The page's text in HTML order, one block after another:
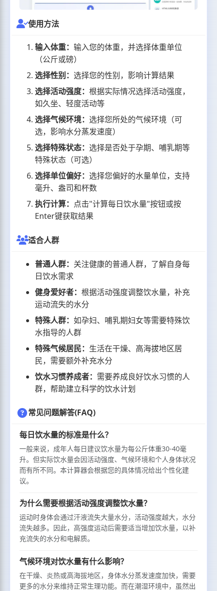
使用方法
输入体重：输入您的体重，并选择体重单位
（公斤或磅）
选择性别： 选择您的性别，影响计算结果
选择活动强度：根据实际情况选择活动强度，
如久坐、轻度活动等
选择气候环境： 选择您所处的气候环境（可
选，影响水分蒸发速度）
选择特殊状态： 选择是否处于孕期、哺乳期等
特殊状态（可选）
选择单位偏好： 选择您偏好的水量单位，支持
毫升、盎司和杯数
执行计算： 点击"计算每日饮水量"按钮或按
Enter键获取结果
适合人群
普通人群： 关注健康的普通人群，了解自身每
日饮水需求
健身爱好者：根据活动强度调整饮水量，补充
运动流失的水分
特殊人群：如孕妇、哺乳期妇女等需要特殊饮
水指导的人群
特殊气候居民： 生活在干燥、高海拔地区居
民，需要额外补充水分
饮水习惯养成者： 需要养成良好饮水习惯的人
群，帮助建立科学的饮水计划
常见问题解答(FAQ)
每日饮水量的标准是什么？
一般来说，成年人每日建议饮水量为每公斤体重30-40毫
升。但实际饮水量会因活动强度、气候环境和个人身体状况
而有所不同。本计算器会根据您的具体情况给出个性化建
议。
为什么需要根据活动强度调整饮水量？
运动时身体会通过汗液流失大量水分，活动强度越大，水分
流失越多。因此，高强度运动后需要适当增加饮水量，以补
充流失的水分和电解质。
气候环境对饮水量有什么影响？
在干燥、炎热或高海拔地区，身体水分蒸发速度加快，需要
更多的水分来维持正常生理功能。而在潮湿环境中，虽然出